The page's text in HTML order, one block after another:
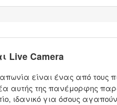
Live Camera
είναι ένας από τους
αυτής της πανέμορφης
ιδανικό για όσους